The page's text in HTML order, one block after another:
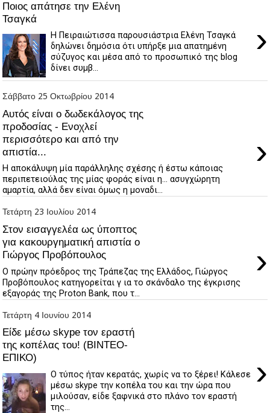
Ποιος απάτησε την Ελένη
Τσαγκά
›
Η Πειραιώτισσα παρουσιάστρια Ελένη Τσαγκά
δηλώνει δημόσια ότι υπήρξε μια απατημένη
σύζυγος και μέσα από το προσωπικό της blog
δίνει συμβ...
Σάββατο 25 Οκτωβρίου 2014
Αυτός είναι ο δωδεκάλογος της
προδοσίας - Ενοχλεί
περισσότερο και από την
απιστία...
›
Η αποκάλυψη μία παράλληλης σχέσης ή έστω κάποιας
περιπετειούλας της μίας φοράς είναι η... ασυγχώρητη
αμαρτία, αλλά δεν είναι όμως η μοναδι...
Τετάρτη 23 Ιουλίου 2014
Στον εισαγγελέα ως ύποπτος
για κακουργηματική απιστία ο
Γιώργος Προβόπουλος
›
O πρώην πρόεδρος της Τράπεζας της Ελλάδος, Γιώργος
Προβόπουλος κατηγορείται γ ια το σκάνδαλο της έγκρισης
εξαγοράς της Proton Bank, που τ...
Τετάρτη 4 Ιουνίου 2014
Είδε μέσω skype τον εραστή
της κοπέλας του! (ΒΙΝΤΕΟ-
ΕΠΙΚΟ)
›
Ο τύπος ήταν κερατάς, χωρίς να το ξέρει! Κάλεσε
μέσω skype την κοπέλα του και την ώρα που
μιλούσαν, είδε ξαφνικά στο πλάνο τον εραστή
της...